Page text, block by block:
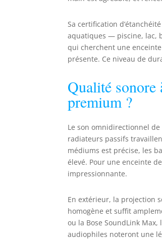
Sa certification
aquatiques — piscine, lac,
qui cherchent une
présente. Ce niveau de
Qualité sonore
premium ?
Le son omnidirectionnel
radiateurs passifs
médiums est précise, les
élevé. Pour une enceinte
impressionnante.
En extérieur, la projection
homogène et suffit
ou la Bose SoundLink
audiophiles noteront une